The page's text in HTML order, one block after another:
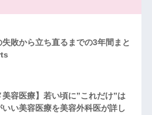
失敗から立ち直るまでの3年間まと
美容医療】若い頃に”これだけ”は
い美容医療を美容外科医が詳し